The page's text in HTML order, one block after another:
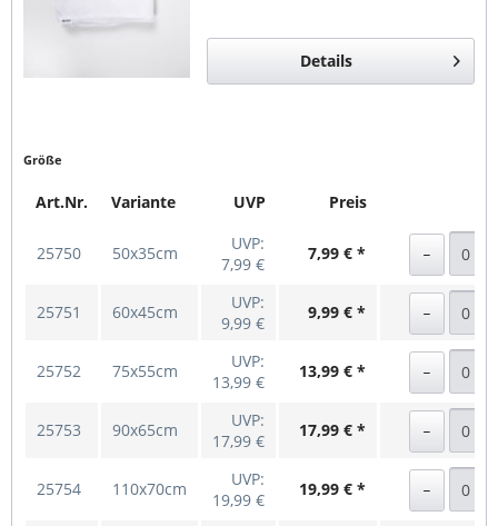
Details
Größe
Art.Nr. Variante UVP Preis
25750 50x35cm
UVP:
7,99 €
7,99 € *
25751 60x45cm
UVP:
9,99 €
9,99 € *
25752 75x55cm
UVP:
13,99 €
13,99 € *
25753 90x65cm
UVP:
17,99 €
17,99 € *
25754 110x70cm
UVP:
19,99 €
19,99 € *